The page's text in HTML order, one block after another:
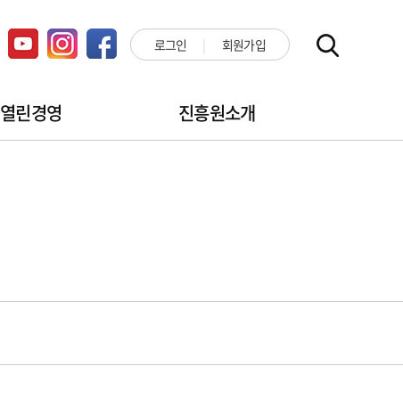
로그인 회원가입
열린경영 진흥원소개